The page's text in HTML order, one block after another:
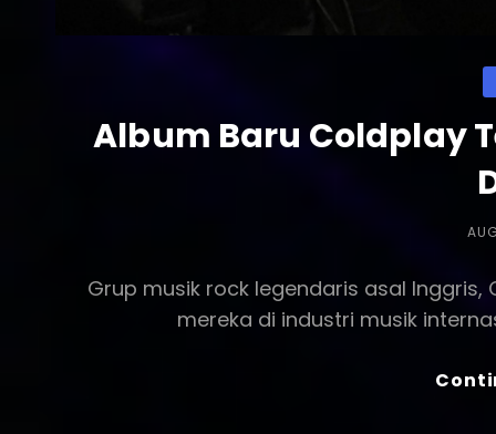
Album Baru Coldplay
Grup musik rock legendaris asal
mereka di industri musik